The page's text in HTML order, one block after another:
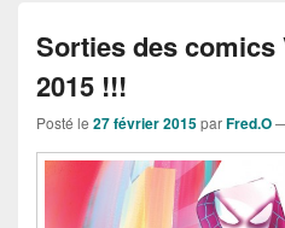
Sorties des comics
2015 !!!
Posté le 27 février 2015parFred.O